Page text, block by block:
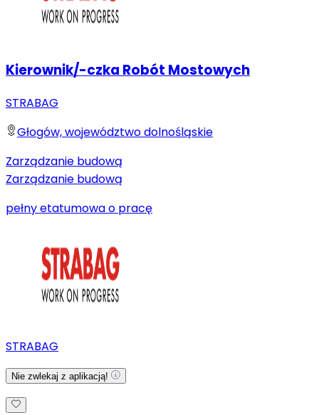
Kierownik/-czka Robót Mostowych
STRABAG
Głogów, województwo dolnośląskie
Zarządzanie budową
Zarządzanie budową
pełny etatumowa o pracę
STRABAG
Nie zwlekaj z aplikacją!